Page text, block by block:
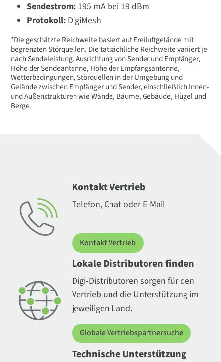
Sendestrom: 195 mA bei 19 dBm
Protokoll: DigiMesh
*Die geschätzte Reichweite basiert auf Freiluftgelände mit
begrenzten Störquellen. Die tatsächliche Reichweite variiert je
nach Sendeleistung, Ausrichtung von Sender und Empfänger,
Höhe der Sendeantenne, Höhe der Empfangsantenne,
Wetterbedingungen, Störquellen in der Umgebung und
Gelände zwischen Empfänger und Sender, einschließlich Innen-
und Außenstrukturen wie Wände, Bäume, Gebäude, Hügel und
Berge.
Kontakt Vertrieb
Telefon, Chat oder E-Mail
Kontakt Vertrieb
Lokale Distributoren finden
Digi-Distributoren sorgen für den
Vertrieb und die Unterstützung im
jeweiligen Land.
Globale Vertriebspartnersuche
Technische Unterstützung